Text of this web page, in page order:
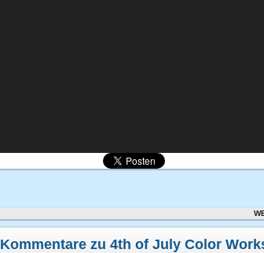
Kommentare zu 4th of July Color